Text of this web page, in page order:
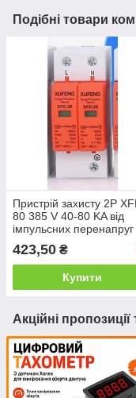
Подібні товари
Пристрій захисту 2P
80 385 V 40-80 KA від
імпульсних перенапруг
423,50 ₴
Купити
Акційні